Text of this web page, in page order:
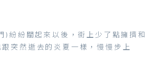
)紛紛關起來以後，街上少了點擁擠和
突然逝去的炎夏一樣，慢慢步上